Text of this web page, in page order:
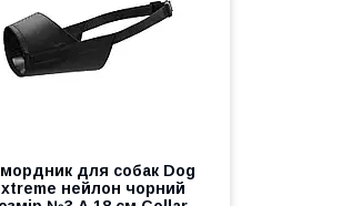
для собак Dog
нейлон чорний